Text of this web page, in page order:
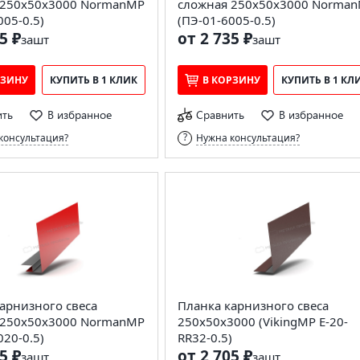
NormanMP
0.5)
₽зашт
КУПИТЬ В 1 КЛИК
В избранное
сложная 250х50х3000
(ПЭ-01-6005-0.5)
от 2 735 ₽зашт
В КОРЗИНУ КУПИТЬ В 1
Сравнить В избранное
Нужна консультация?
свеса
NormanMP
0.5)
Планка карнизного свеса
250х50х3000 (VikingMP E-20-
RR32-0.5)